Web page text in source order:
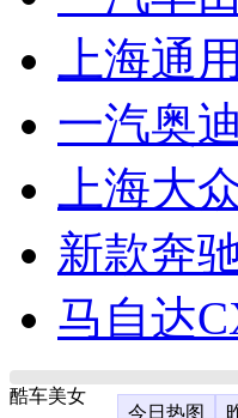
上海通
一汽奥
上海大
新款奔
马自达
酷车美女
今日热图